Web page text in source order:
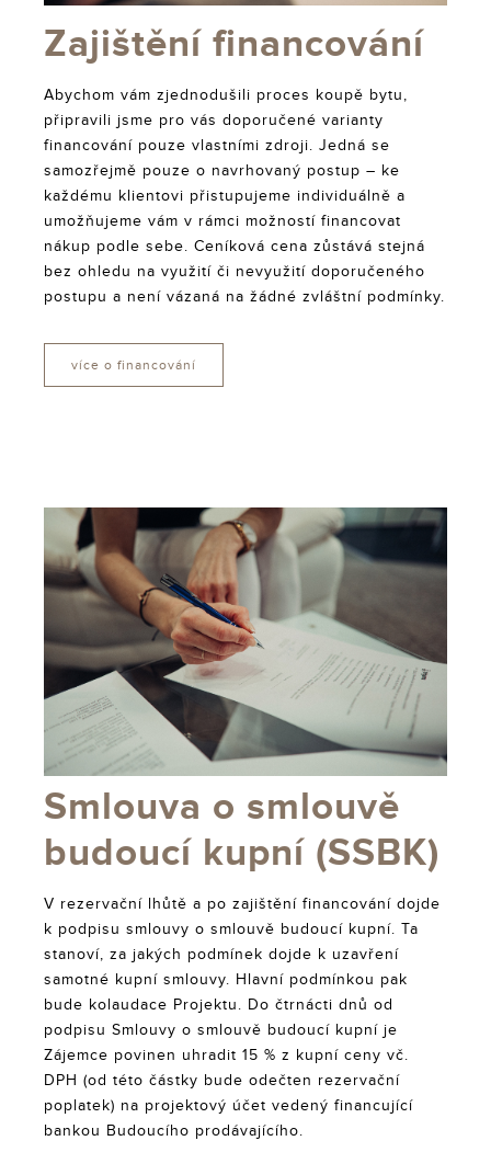
Zajištění financování
Abychom vám zjednodušili proces koupě bytu,
připravili jsme pro vás doporučené varianty
financování pouze vlastními zdroji. Jedná se
samozřejmě pouze o navrhovaný postup – ke
každému klientovi přistupujeme individuálně a
umožňujeme vám v rámci možností financovat
nákup podle sebe. Ceníková cena zůstává stejná
bez ohledu na využití či nevyužití doporučeného
postupu a není vázaná na žádné zvláštní podmínky.
více o financování
Smlouva o smlouvě
budoucí kupní (SSBK)
V rezervační lhůtě a po zajištění financování dojde
k podpisu smlouvy o smlouvě budoucí kupní. Ta
stanoví, za jakých podmínek dojde k uzavření
samotné kupní smlouvy. Hlavní podmínkou pak
bude kolaudace Projektu. Do čtrnácti dnů od
podpisu Smlouvy o smlouvě budoucí kupní je
Zájemce povinen uhradit 15 % z kupní ceny vč.
DPH (od této částky bude odečten rezervační
poplatek) na projektový účet vedený financující
bankou Budoucího prodávajícího.